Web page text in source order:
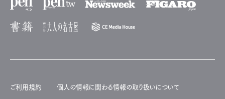
ご利用規約 個人の情報に関わる情報の取り扱いについて